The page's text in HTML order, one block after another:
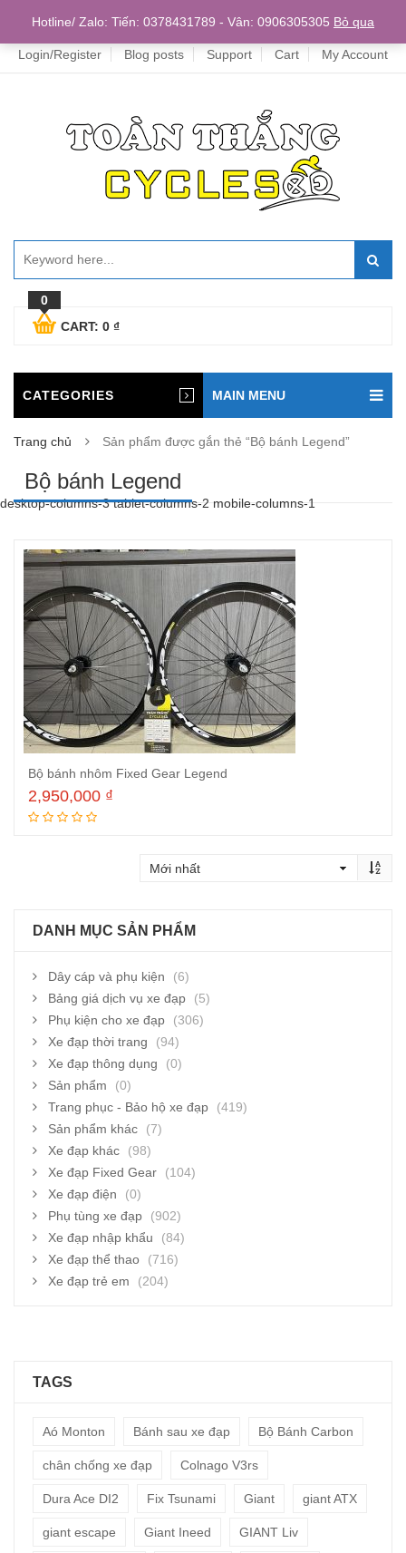
Home
Login/Register Blog posts Support Cart My Account
0
CART: 0 ₫
CATEGORIES MAIN MENU
Trang chủ Sản phẩm được gắn thẻ “Bộ bánh Legend”
Bộ bánh Legend
desktop-columns-3 tablet-columns-2 mobile-columns-1
Bộ bánh nhôm Fixed Gear Legend
2,950,000 ₫
DANH MỤC SẢN PHẨM
Dây cáp và phụ kiện
(6)
Bảng giá dịch vụ xe đạp
(5)
Phụ kiện cho xe đạp
(306)
Xe đạp thời trang
(94)
Xe đạp thông dụng
(0)
Sản phẩm
(0)
Trang phục - Bảo hộ xe đạp
(419)
Sản phẩm khác
(7)
Xe đạp khác
(98)
Xe đạp Fixed Gear
(104)
Xe đạp điện
(0)
Phụ tùng xe đạp
(902)
Xe đạp nhập khẩu
(84)
Xe đạp thể thao
(716)
Xe đạp trẻ em
(204)
TAGS
Aó Monton Bánh sau xe đạp Bộ Bánh Carbon
chân chống xe đạp Colnago V3rs
Dura Ace DI2 Fix Tsunami Giant giant ATX
giant escape Giant Ineed GIANT Liv
Hotline/ Zalo: Tiến: 0378431789 - Vân: 0906305305 Bỏ qua